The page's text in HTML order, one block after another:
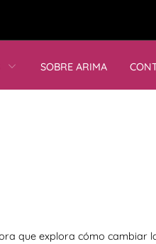
SOBRE ARIMA
que explora cómo cambiar